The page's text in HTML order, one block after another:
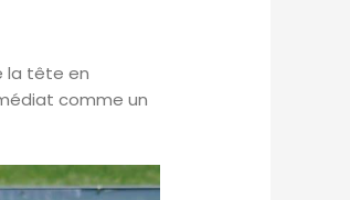
la tête en
comme un